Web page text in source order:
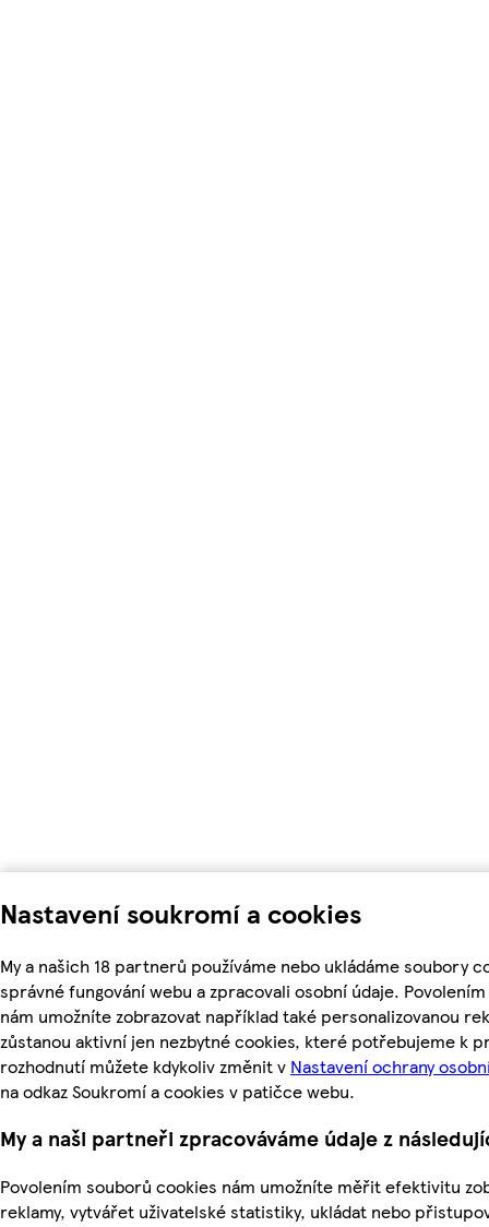
Nastavení soukromí a cookies
My a našich 18 partnerů používáme nebo ukládáme soubory
správné fungování webu a zpracovali osobní údaje.
nám umožníte zobrazovat například také personalizovanou
zůstanou aktivní jen nezbytné cookies, které potřebujeme k
rozhodnutí můžete kdykoliv změnit v Nastavení ochrany
na odkaz Soukromí a cookies v patičce webu.
My a naši partneři zpracováváme údaje z
Povolením souborů cookies nám umožníte měřit efektivitu
reklamy, vytvářet uživatelské statistiky, ukládat nebo